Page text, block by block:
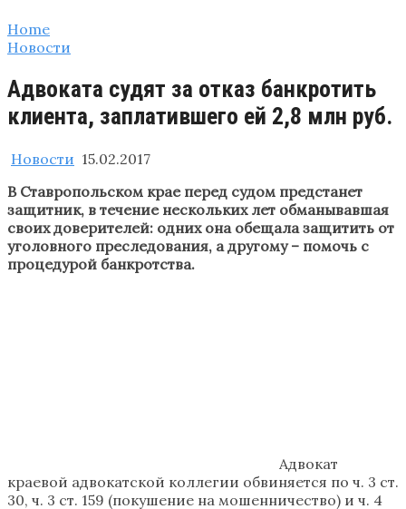
Home
Новости
Адвоката судят за отказ банкротить
клиента, заплатившего ей 2,8 млн руб.
Новости 15.02.2017
В Ставропольском крае перед судом предстанет
защитник, в течение нескольких лет обманывавшая
своих доверителей: одних она обещала защитить от
уголовного преследования, а другому – помочь с
процедурой банкротства.
Адвокат
краевой адвокатской коллегии обвиняется по ч. 3 ст.
30, ч. 3 ст. 159 (покушение на мошенничество) и ч. 4